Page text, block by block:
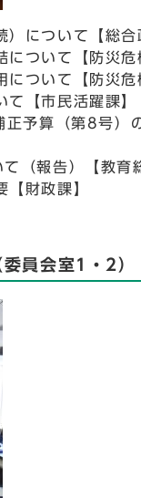
について【総合
ついて【防災危
ついて【防災危
【市民活躍課】
算（第8号）
（報告）【教育
財政課】
員会室1・2）